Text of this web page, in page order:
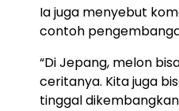
Ia juga menyebut
contoh
“Di Jepang, melon
ceritanya. Kita juga
tinggal